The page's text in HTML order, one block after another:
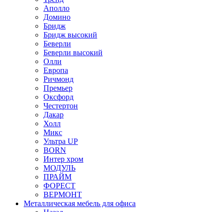
Аполло
Домино
Бридж
Бридж высокий
Беверли
Беверли высокий
Олли
Европа
Ричмонд
Премьер
Оксфорд
Честертон
Дакар
Холл
Микс
Ультра UP
BORN
Интер хром
МОДУЛЬ
ПРАЙМ
ФОРЕСТ
ВЕРМОНТ
Металлическая мебель для офиса